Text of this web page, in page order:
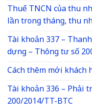
Thuế TNCN của thu
lần trong tháng, thu
Tài khoản 337 –
dựng – Thông tư số
Cách thêm mới khách
Tài khoản 336 – Phải
200/2014/TT-BTC